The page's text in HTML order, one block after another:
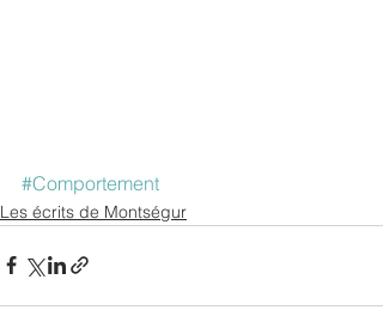
#Comportement
Les écrits de Montségur